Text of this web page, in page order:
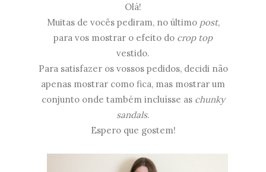
Olá!
Muitas de vocês pediram, no último post,
para vos mostrar o efeito do crop top
vestido.
Para satisfazer os vossos pedidos, decidi não
apenas mostrar como fica, mas mostrar um
conjunto onde também incluísse as chunky
sandals.
Espero que gostem!